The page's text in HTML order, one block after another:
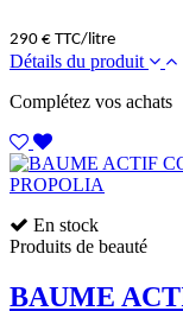
290 € TTC/litre
Détails du produit
Complétez vos achats
En stock
Produits de beauté
BAUME